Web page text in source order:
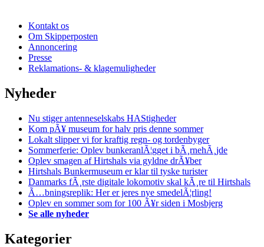
Kontakt os
Om Skipperposten
Annoncering
Presse
Reklamations- & klagemuligheder
Nyheder
Nu stiger antenneselskabs HAStigheder
Kom pÃ¥ museum for halv pris denne sommer
Lokalt slipper vi for kraftig regn- og tordenbyger
Sommerferie: Oplev bunkeranlÃ¦gget i bÃ¸rnehÃ¸jde
Oplev smagen af Hirtshals via gyldne drÃ¥ber
Hirtshals Bunkermuseum er klar til tyske turister
Danmarks fÃ¸rste digitale lokomotiv skal kÃ¸re til Hirtshals
Ã…bningsreplik: Her er jeres nye smedelÃ¦rling!
Oplev en sommer som for 100 Ã¥r siden i Mosbjerg
Se alle nyheder
Kategorier